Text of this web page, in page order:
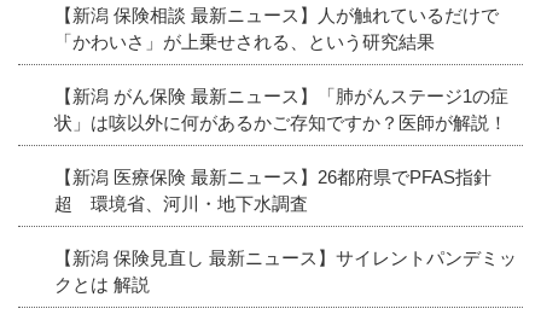
【新潟 保険相談 最新ニュース】人が触れているだけで
「かわいさ」が上乗せされる、という研究結果
【新潟 がん保険 最新ニュース】「肺がんステージ1の症
状」は咳以外に何があるかご存知ですか？医師が解説！
【新潟 医療保険 最新ニュース】26都府県でPFAS指針
超 環境省、河川・地下水調査
【新潟 保険見直し 最新ニュース】サイレントパンデミッ
クとは 解説